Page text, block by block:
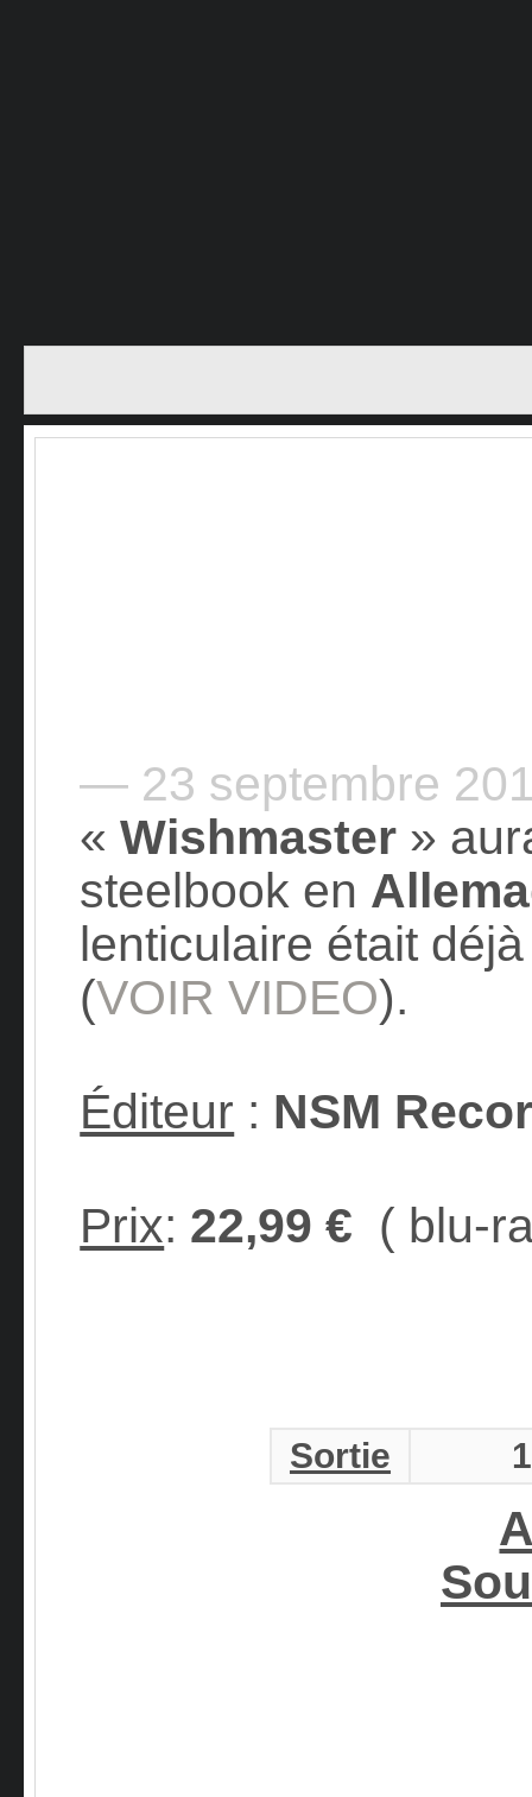
— 23 septembre
«Wishmaster »
steelbook en
lenticulaire était
(VOIR VIDEO).
Éditeur : NSM
Prix: 22,99 € ( blu-
Sortie